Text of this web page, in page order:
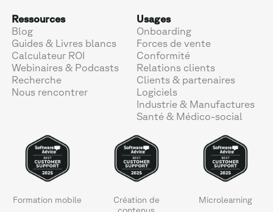
Ressources
Blog
Guides & Livres blancs
Calculateur ROI
Webinaires & Podcasts
Recherche
Nous rencontrer
Usages
Onboarding
Forces de vente
Conformité
Relations clients
Clients & partenaires
Logiciels
Industrie & Manufactures
Santé & Médico-social
Formation mobile
Création de
contenus
Microlearning